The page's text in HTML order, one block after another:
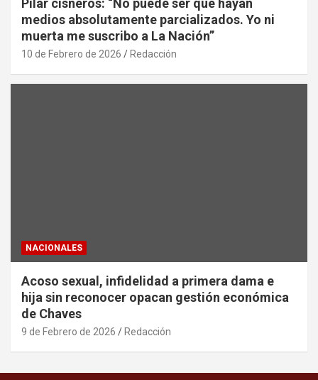
Pilar cisneros: “No puede ser que hayan
medios absolutamente parcializados. Yo ni
muerta me suscribo a La Nación”
10 de Febrero de 2026 Redacción
NACIONALES
Acoso sexual, infidelidad a primera dama e
hija sin reconocer opacan gestión económica
de Chaves
9 de Febrero de 2026 Redacción